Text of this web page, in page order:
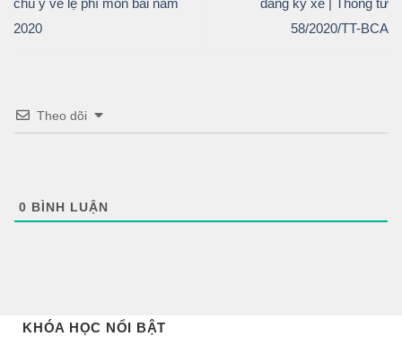
2020
58/2020/TT-BCA
Theo dõi
0 BÌNH LUẬN
KHÓA HỌC NỔI BẬT